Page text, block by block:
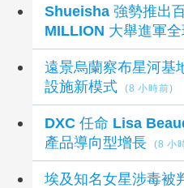
Shueisha 強勢推出
MILLION 大舉進軍
遠景烏蘭察布星河基
設施新模式
(8 小時前)
DXC 任命 Lisa
產品導向型增長
(8 小
埃及知名女星涉毒